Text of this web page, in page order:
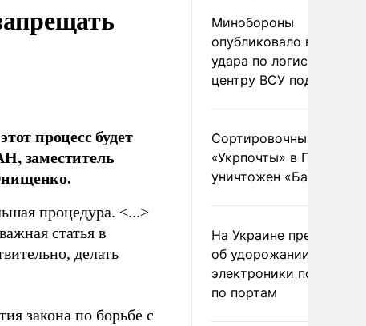
процесс будет
заместитель
процедура. <...>
статья в
делать
закона по борьбе с
Минобороны
опубликовало видео
удара по
центру ВСУ под Киевом
Сортировочный пункт
«Укрпочты» в
уничтожен
На Украине
об удорожании
электроники после
по портам